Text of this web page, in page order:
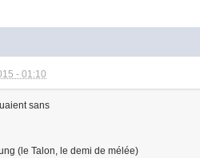
- 01:10
sans
(le Talon, le demi de mélée)